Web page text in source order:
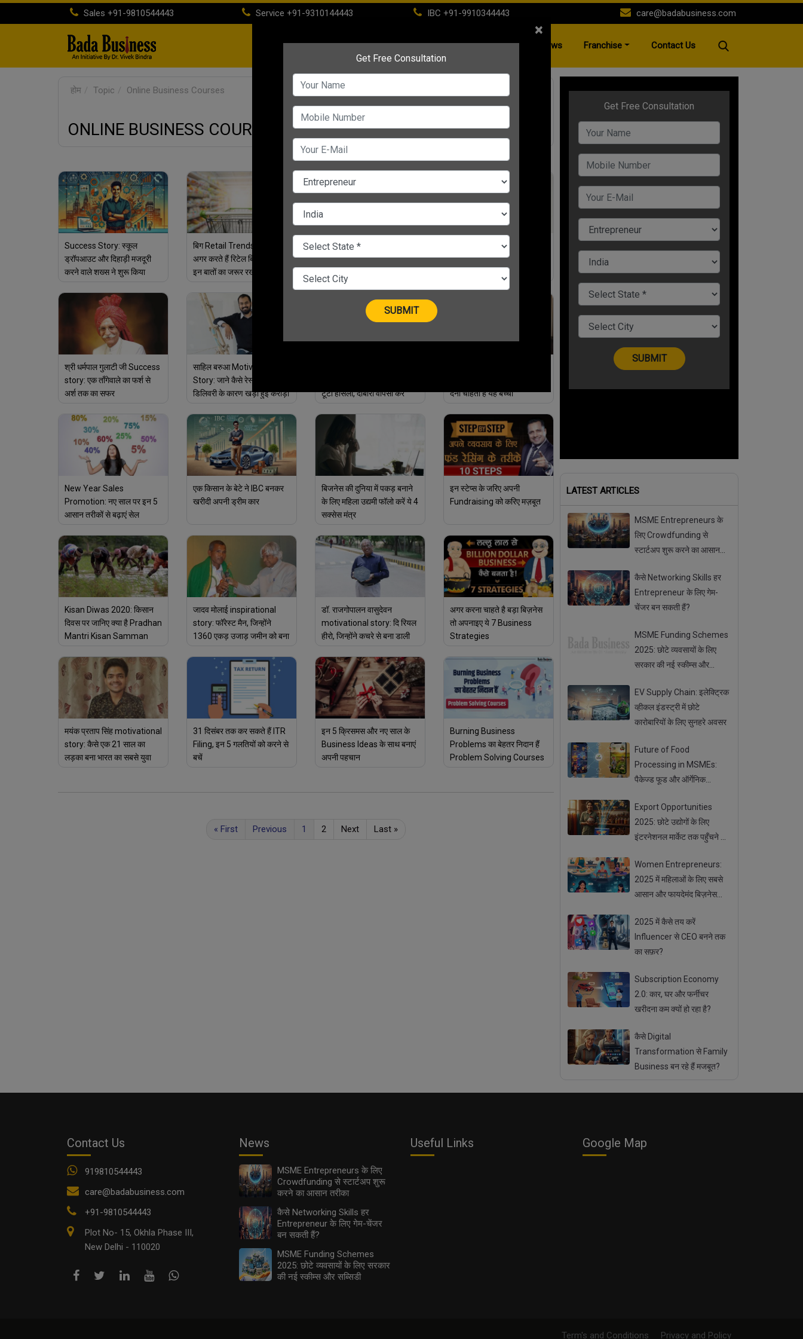
Sales +91-9810544443 Service +91-9310144443 IBC +91-9910344443 care@badabusiness.com
Home(current)About IBC PSC News Franchise Contact Us
होम Topic Online Business Courses
ONLINE BUSINESS COURSES
Success Story: स्कूल
ड्रॉपआउट और दिहाड़ी मजदूरी
करने वाले शख्स ने शुरू किया
बिग Retail Trends in 2021:
अगर करते हैं रिटेल बिज़नेस तो रखें
इन बातों का जरूर रखें ख्याल
सोशल मीडिया से अपने बिजनेस को
दें रफ्तार, सक्सेस के लिए फॉलो करें
राहुल शर्मा Success Story:
जाने कैसे एक स्कूल टीचर के बेटे ने
खड़ी कर दी करोड़ों की कंपनी
श्री धर्मपाल गुलाटी जी Success
story: एक ताँगेवाले का फर्श से
अर्श तक का सफर
साहिल बरुआ Motivational
Story: जाने कैसे रेस्टोरेंट की लेट
डिलिवरी के कारण खड़ी हुई करोड़ो
टूटा हौसला, दोबारा वापसी कर
देना चाहता है यह बच्चा
New Year Sales
Promotion: नए साल पर इन 5
आसान तरीकों से बढ़ाएं सेल
एक किसान के बेटे ने IBC बनकर
खरीदी अपनी ड्रीम कार
बिजनेस की दुनिया में पकड़ बनाने
के लिए महिला उद्यमी फॉलो करें ये 4
सक्सेस मंत्र
इन स्टेप्स के जरिए अपनी
Fundraising को करिए मज़बूत
Kisan Diwas 2020: किसान
दिवस पर जानिए क्या है Pradhan
Mantri Kisan Samman
अन्नदाता इससे कैसे उठा सकते
फायदा
जादव मोलाई inspirational
story: फॉरेस्ट मैन, जिन्होंने
1360 एकड़ उजाड़ जमीन को बना
डॉ. राजगोपालन वासुदेवन
motivational story: दि रियल
हीरो, जिन्होंने कचरे से बना डाली
अगर करना चाहते है बड़ा बिज़नेस
तो अपनाइए ये 7 Business
Strategies
मयंक प्रताप सिंह motivational
story: कैसे एक 21 साल का
लड़का बना भारत का सबसे युवा
31 दिसंबर तक कर सकते हैं ITR
Filing, इन 5 गलतियों को करने से
बचें
इन 5 क्रिसमस और नए साल के
Business Ideas के साथ बनाएं
अपनी पहचान
Burning Business
Problems का बेहतर निदान हैं
Problem Solving Courses
« First Previous 1 2 Next Last »
LATEST ARTICLES
MSME Entrepreneurs के
लिए Crowdfunding से
स्टार्टअप शुरू करने का आसान
कैसे Networking Skills हर
Entrepreneur के लिए गेम-
चेंजर बन सकती हैं?
MSME Funding Schemes
2025: छोटे व्यवसायों के लिए
सरकार की नई स्कीम्स और
EV Supply Chain: इलेक्ट्रिक
व्हीकल इंडस्ट्री में छोटे
कारोबारियों के लिए सुनहरे अवसर
Future of Food
Processing in MSMEs:
पैकेज्ड फूड और ऑर्गेनिक
Export Opportunities
2025: छोटे उद्योगों के लिए
इंटरनेशनल मार्केट तक पहुँचने के
Women Entrepreneurs:
2025 में महिलाओं के लिए सबसे
आसान और फायदेमंद बिज़नेस
2025 में कैसे तय करें
Influencer से CEO बनने तक
का सफ़र?
Subscription Economy
2.0: कार, घर और फर्नीचर
खरीदना कम क्यों हो रहा है?
कैसे Digital
Transformation से Family
Business बन रहे हैं मजबूत?
×
Contact Us
919810544443
care@badabusiness.com
+91-9810544443
Plot No- 15, Okhla Phase III,
New Delhi - 110020
News
MSME Entrepreneurs के लिए
Crowdfunding से स्टार्टअप शुरू
करने का आसान तरीका
कैसे Networking Skills हर
Entrepreneur के लिए गेम-चेंजर
बन सकती हैं?
MSME Funding Schemes
2025: छोटे व्यवसायों के लिए सरकार
की नई स्कीम्स और सब्सिडी
Useful Links Google Map
Term's and Conditions Privacy and Policy